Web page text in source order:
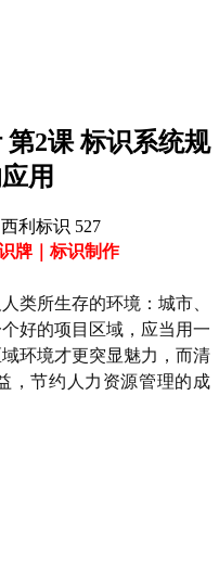
第2课 标识系统规
用
西利标识 527
类所生存的环境：城市、
好的项目区域，应当用一
环境才更突显魅力，而清
，节约人力资源管理的成